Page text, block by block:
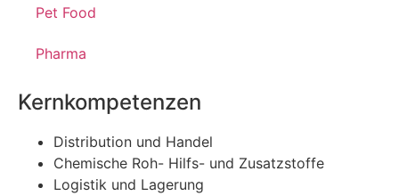
Pet Food
Pharma
Kernkompetenzen
Distribution und Handel
Chemische Roh- Hilfs- und Zusatzstoffe
Logistik und Lagerung